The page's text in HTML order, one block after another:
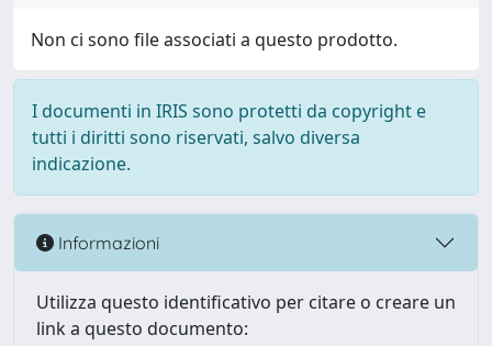
Non ci sono file associati a questo prodotto.
I documenti in IRIS sono protetti da copyright e
tutti i diritti sono riservati, salvo diversa
indicazione.
Informazioni
Utilizza questo identificativo per citare o creare un
link a questo documento: